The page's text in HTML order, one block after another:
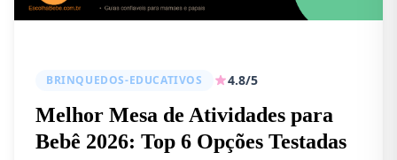
BRINQUEDOS-EDUCATIVOS 4.8/5
Melhor Mesa de Atividades para
Bebê 2026: Top 6 Opções Testadas